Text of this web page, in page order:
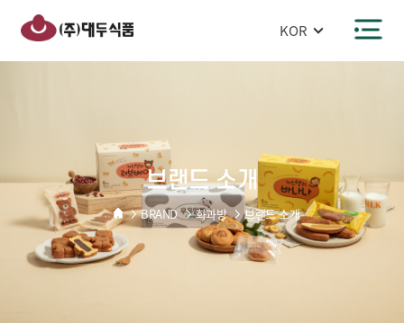
건너뛰기
브랜드 소개
BRAND 화과방 브랜드 소개